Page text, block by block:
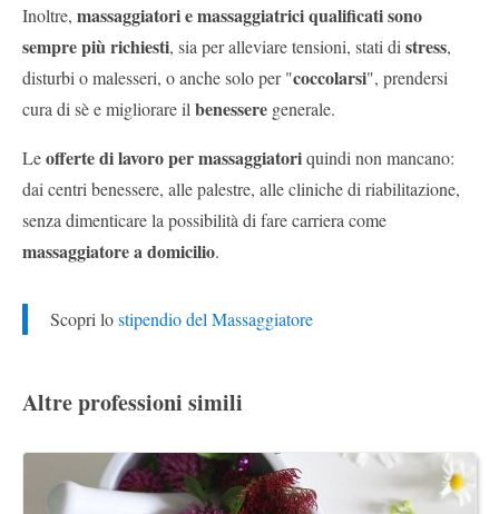
Inoltre, massaggiatori e massaggiatrici qualificati sono
sempre più richiesti, sia per alleviare tensioni, stati di stress,
disturbi o malesseri, o anche solo per "coccolarsi", prendersi
cura di sè e migliorare il benessere generale.
Leofferte di lavoro per massaggiatoriquindi non mancano:
dai centri benessere, alle palestre, alle cliniche di riabilitazione,
senza dimenticare la possibilità di fare carriera come
massaggiatore a domicilio.
Scopri lostipendio del Massaggiatore
Altre professioni simili